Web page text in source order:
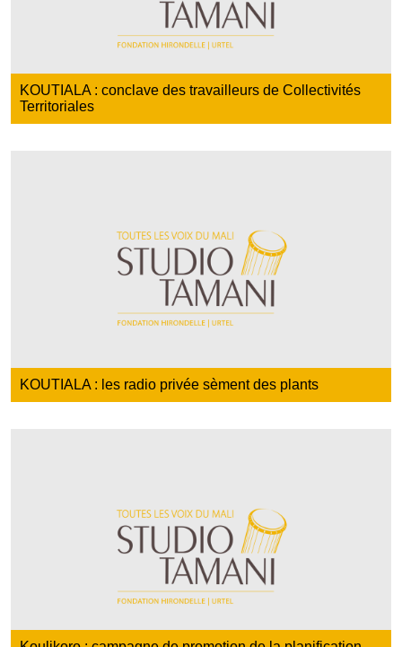
KOUTIALA : conclave des travailleurs de Collectivités
Territoriales
KOUTIALA : les radio privée sèment des plants